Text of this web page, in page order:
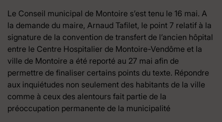
Le Conseil municipal de Montoire s’est tenu le 16 mai. A
la demande du maire, Arnaud Tafilet, le point 7 relatif à la
signature de la convention de transfert de l’ancien hôpital
entre le Centre Hospitalier de Montoire-Vendôme et la
ville de Montoire a été reporté au 27 mai afin de
permettre de finaliser certains points du texte. Répondre
aux inquiétudes non seulement des habitants de la ville
comme à ceux des alentours fait partie de la
préoccupation permanente de la municipalité